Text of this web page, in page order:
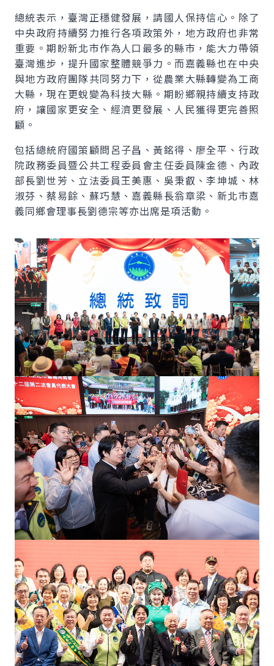
總統表示，臺灣正穩健發展，請國人保持信心。除了
中央政府持續努力推行各項政策外，地方政府也非常
重要。期盼新北市作為人口最多的縣市，能大力帶領
臺灣進步，提升國家整體競爭力。而嘉義縣也在中央
與地方政府團隊共同努力下，從農業大縣轉變為工商
大縣，現在更蛻變為科技大縣。期盼鄉親持續支持政
府，讓國家更安全、經濟更發展、人民獲得更完善照
顧。
包括總統府國策顧問呂子昌、黃銘得、廖全平、行政
院政務委員暨公共工程委員會主任委員陳金德、內政
部長劉世芳、立法委員王美惠、吳秉叡、李坤城、林
淑芬、蔡易餘、蘇巧慧、嘉義縣長翁章梁、新北市嘉
義同鄉會理事長劉德宗等亦出席是項活動。